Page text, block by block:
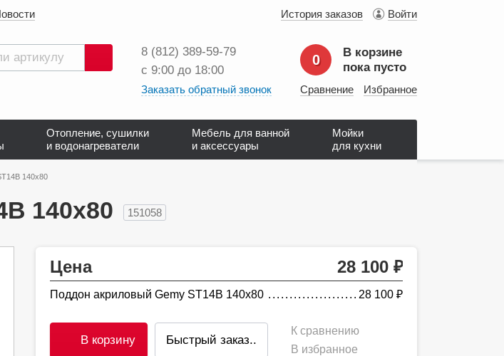
История заказов Войти
Поиск
8 (812) 389‑59‑79
с 9:00 до 18:00
Заказать обратный звонок
0
В корзине
пока пусто
Сравнение Избранное
Отопление, сушилки
и водонагреватели
Мебель для ванной
и аксессуары
Мойки
для кухни
140x80
140x80 151058
Цена 28 100
Поддон акриловый Gemy ST14B 140x80 28 100
В корзину Быстрый заказ..
К сравнению
В избранное